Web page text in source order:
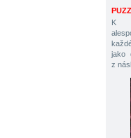
K
jako
z